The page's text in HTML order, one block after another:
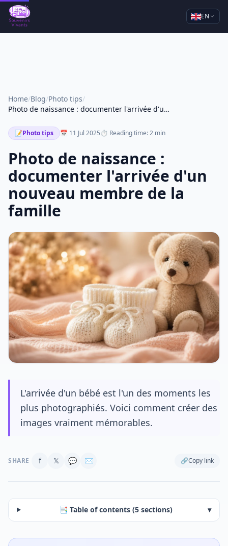
EN
Home/Blog/Photo tips/
Photo de naissance : documenter l'arrivée d'un nouveau membre de la famille
📝Photo tips 📅 11 Jul 2025⏱ Reading time: 2 min
Photo de naissance :
documenter l'arrivée d'un
nouveau membre de la
famille
L'arrivée d'un bébé est l'un des moments les
plus photographiés. Voici comment créer des
images vraiment mémorables.
SHARE f 𝕏 💬 ✉ 🔗Copy link
📑 Table of contents (5 sections) ▾